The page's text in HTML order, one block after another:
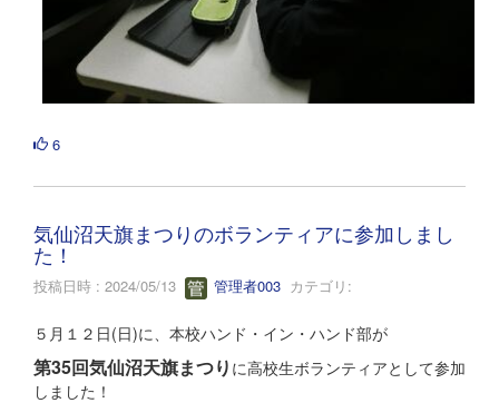
6
気仙沼天旗まつりのボランティアに参加しまし
た！
投稿日時 : 2024/05/13 管理者003 カテゴリ:
５月１２日(日)に、本校ハンド・イン・ハンド部が
第35回気仙沼天旗まつり に高校生ボランティアとして参加
しました！